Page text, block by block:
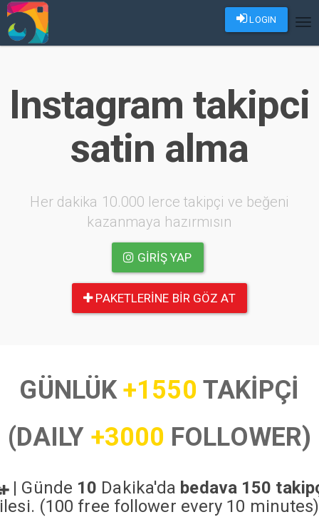
LOGIN
Instagram takipci
satin alma
Her dakika 10.000 lerce takipçi ve beğeni
kazanmaya hazırmısın
GIRIŞ YAP
PAKETLERINE BIR GÖZ AT
GÜNLÜK+1550 TAKİPÇİ
(DAILY +3000 FOLLOWER)
| Günde 10 Dakika'da bedava 150
(100 free follower every 10 minutes)